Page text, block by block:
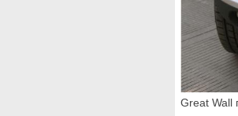
Great Wall